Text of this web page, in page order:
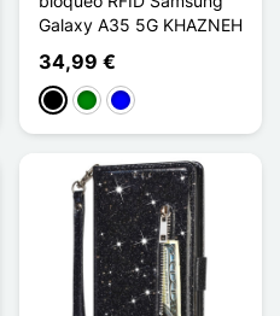
Galaxy A35 5G KHAZNEH
34,99 €
NegroVerdeAzul